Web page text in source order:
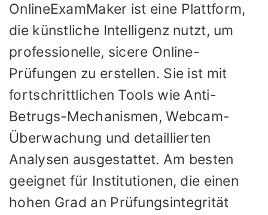
OnlineExamMaker ist eine Plattform,
die künstliche Intelligenz nutzt, um
professionelle, sicere Online-
Prüfungen zu erstellen. Sie ist mit
fortschrittlichen Tools wie Anti-
Betrugs-Mechanismen, Webcam-
Überwachung und detaillierten
Analysen ausgestattet. Am besten
geeignet für Institutionen, die einen
hohen Grad an Prüfungsintegrität